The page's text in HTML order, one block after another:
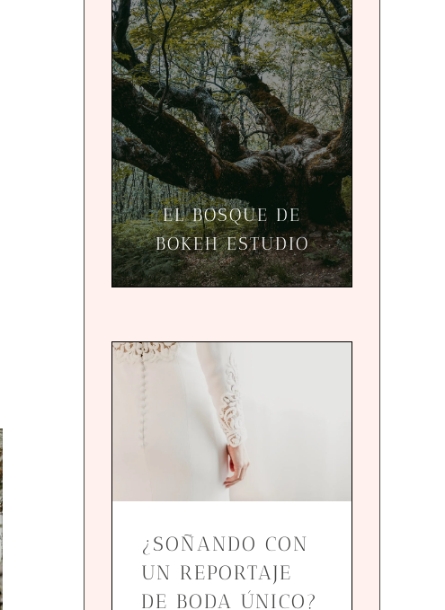
EL BOSQUE DE
BOKEH ESTUDIO
¿SOÑANDO CON
UN REPORTAJE
DE BODA ÚNICO?